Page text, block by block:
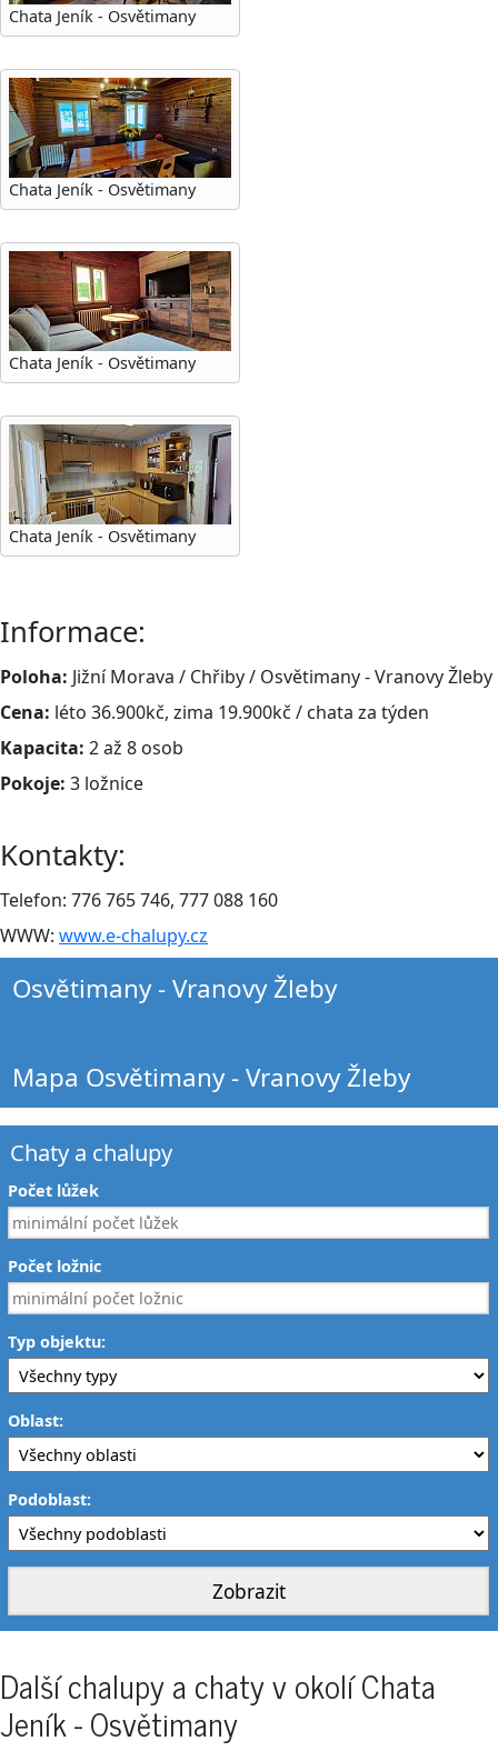
Chata Jeník - Osvětimany
Chata Jeník - Osvětimany
Chata Jeník - Osvětimany
Chata Jeník - Osvětimany
Informace:
Poloha: Jižní Morava / Chřiby / Osvětimany - Vranovy Žleby
Cena: léto 36.900kč, zima 19.900kč / chata za týden
Kapacita: 2 až 8 osob
Pokoje: 3 ložnice
Kontakty:
Telefon: 776 765 746, 777 088 160
WWW: www.e-chalupy.cz
Osvětimany - Vranovy Žleby
Mapa Osvětimany - Vranovy Žleby
Chaty a chalupy
Počet lůžek
Počet ložnic
Typ objektu:
Oblast:
Podoblast:
Další chalupy a chaty v okolí Chata
Jeník - Osvětimany